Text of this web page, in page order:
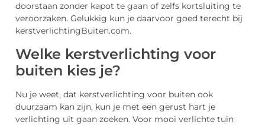
doorstaan zonder kapot te gaan of zelfs kortsluiting te
veroorzaken. Gelukkig kun je daarvoor goed terecht bij
kerstverlichtingBuiten.com.
Welke kerstverlichting voor
buiten kies je?
Nu je weet, dat kerstverlichting voor buiten ook
duurzaam kan zijn, kun je met een gerust hart je
verlichting uit gaan zoeken. Voor mooi verlichte tuin